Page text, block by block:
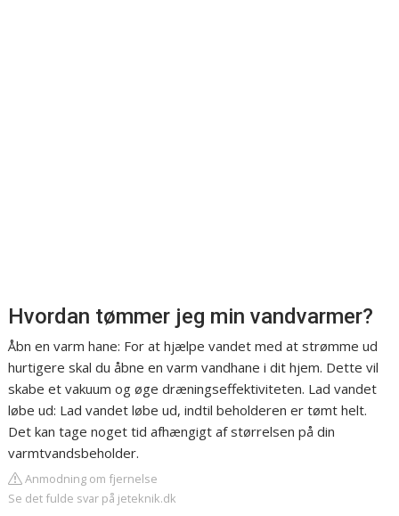
Hvordan tømmer jeg min vandvarmer?
Åbn en varm hane: For at hjælpe vandet med at strømme ud
hurtigere skal du åbne en varm vandhane i dit hjem. Dette vil
skabe et vakuum og øge dræningseffektiviteten. Lad vandet
løbe ud: Lad vandet løbe ud, indtil beholderen er tømt helt.
Det kan tage noget tid afhængigt af størrelsen på din
varmtvandsbeholder.
Anmodning om fjernelse
Se det fulde svar på jeteknik.dk